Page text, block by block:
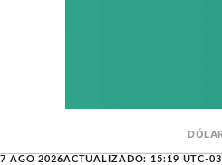
7 AGO 2026ACTUALIZADO: 15:19 UTC-03